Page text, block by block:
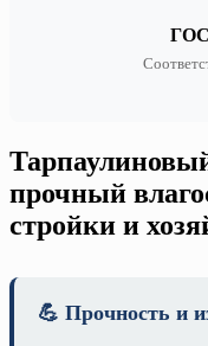
прочный
стройки и
💪 Прочность и